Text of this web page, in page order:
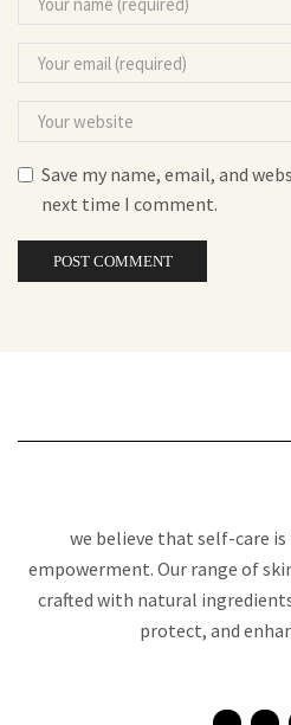
Save my name, email, and
next time I comment.
we believe that self-care
empowerment. Our range of
crafted with natural
protect, and